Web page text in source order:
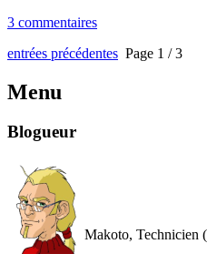
3 commentaires
entrées précédentes Page 1 / 3
Menu
Blogueur
Makoto, Technicien